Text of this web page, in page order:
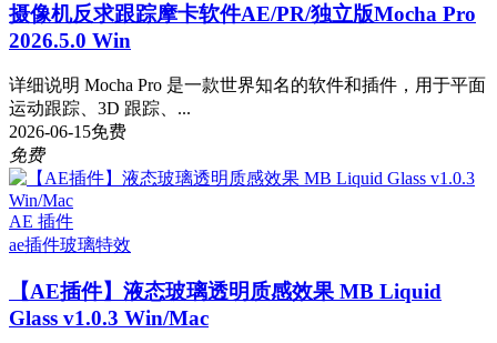
摄像机反求跟踪摩卡软件AE/PR/独立版Mocha Pro
2026.5.0 Win
详细说明 Mocha Pro 是一款世界知名的软件和插件，用于平面
运动跟踪、3D 跟踪、...
2026-06-15免费
免费
AE 插件
ae插件玻璃特效
【AE插件】液态玻璃透明质感效果 MB Liquid
Glass v1.0.3 Win/Mac